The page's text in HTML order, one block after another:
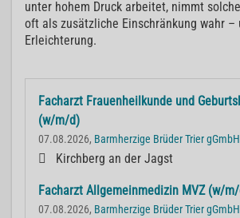
unter hohem Druck arbeitet, nimmt
oft als zusätzliche Einschränkung wahr –
Erleichterung.
Facharzt Frauenheilkunde und
(w/m/d)
07.08.2026, Barmherzige Brüder Trier gGmbH
Kirchberg an der Jagst
Facharzt Allgemeinmedizin MVZ (w/
07.08.2026, Barmherzige Brüder Trier gGmbH